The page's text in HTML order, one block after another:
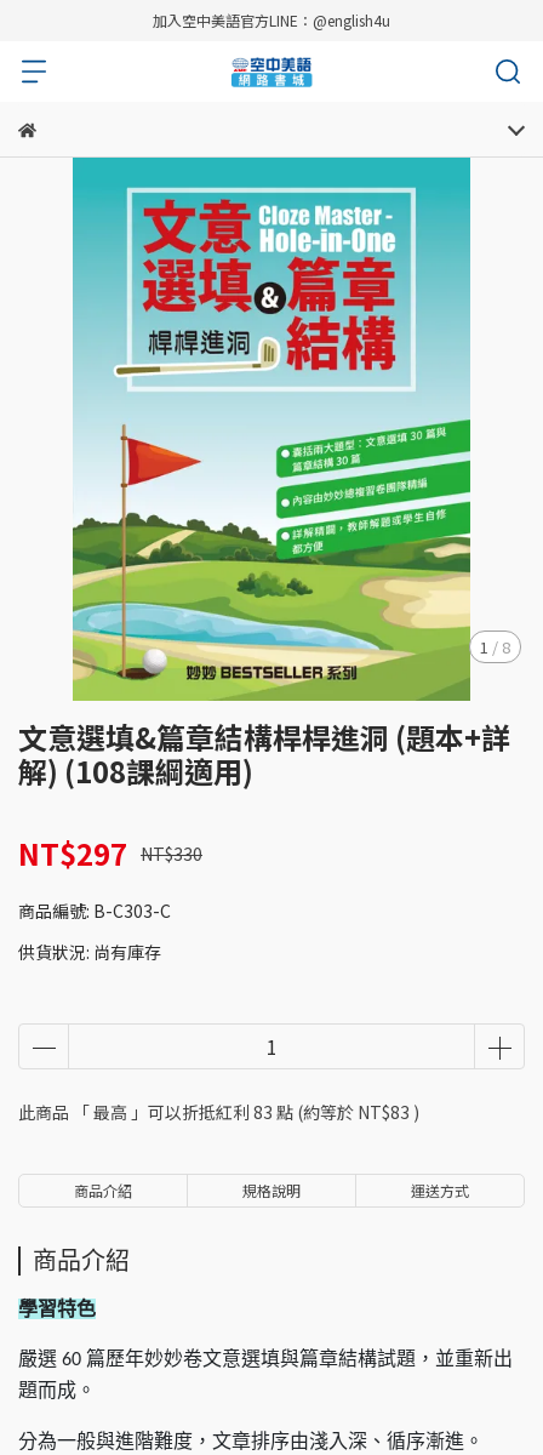
加入空中美語官方LINE：@english4u
1 / 8
文意選填&篇章結構桿桿進洞 (題本+詳
解) (108課綱適用)
NT$297 NT$330
商品編號: B-C303-C
供貨狀況: 尚有庫存
此商品 「 最高 」可以折抵紅利 83 點 (約等於 NT$83 )
商品介紹 規格說明 運送方式
商品介紹
學習特色
嚴選 60 篇歷年妙妙卷文意選填與篇章結構試題，並重新出
題而成。
分為一般與進階難度，文章排序由淺入深、循序漸進。